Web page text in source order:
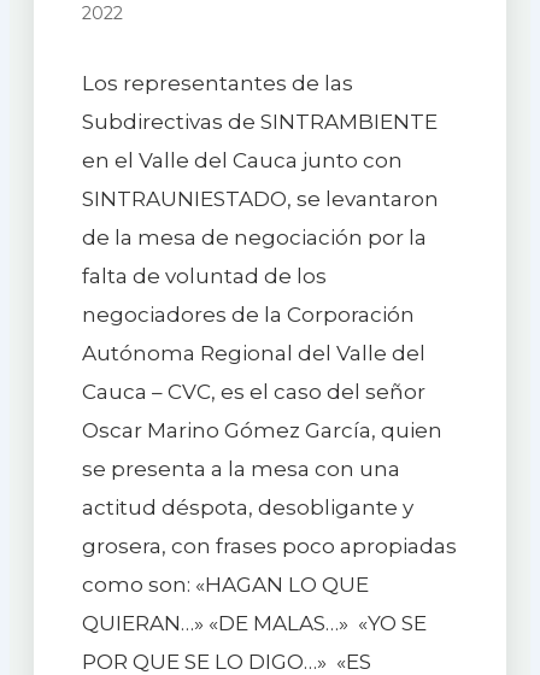
2022
Los representantes de las
Subdirectivas de SINTRAMBIENTE
en el Valle del Cauca junto con
SINTRAUNIESTADO, se levantaron
de la mesa de negociación por la
falta de voluntad de los
negociadores de la Corporación
Autónoma Regional del Valle del
Cauca – CVC, es el caso del señor
Oscar Marino Gómez García, quien
se presenta a la mesa con una
actitud déspota, desobligante y
grosera, con frases poco apropiadas
como son: «HAGAN LO QUE
QUIERAN…» «DE MALAS…» «YO SE
POR QUE SE LO DIGO…» «ES